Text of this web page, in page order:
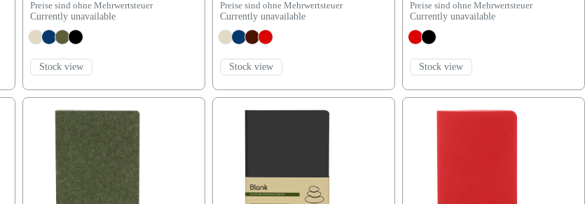
Preise sind ohne Mehrwertsteuer
Currently unavailable
Stock view
Preise sind ohne Mehrwertsteuer
Currently unavailable
Stock view
Preise sind ohne Mehrwertsteuer
Currently unavailable
Stock view